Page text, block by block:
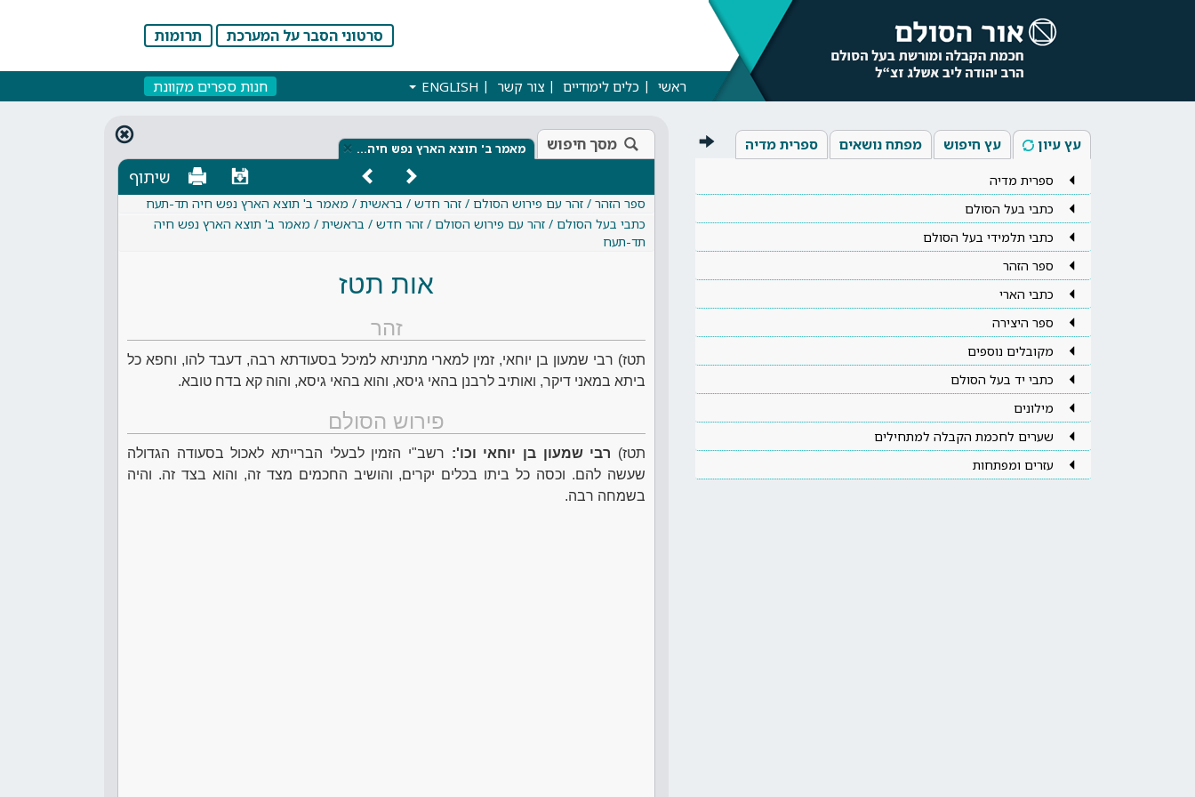
סרטוני הסבר על המערכת תרומות
ראשי כלים לימודיים צור קשר ENGLISH חנות ספרים מקוונת
עץ עיון עץ חיפוש מפתח נושאים ספרית מדיה
ספרית מדיה
כתבי בעל הסולם
כתבי תלמידי בעל הסולם
ספר הזהר
כתבי הארי
ספר היצירה
מקובלים נוספים
כתבי יד בעל הסולם
מילונים
שערים לחכמת הקבלה למתחילים
עזרים ומפתחות
מסך חיפוש מאמר ב' תוצא הארץ נפש חיה… ×
שיתוף
ספר הזהר / זהר עם פירוש הסולם / זהר חדש / בראשית / מאמר ב' תוצא הארץ נפש חיה תד-תעח
כתבי בעל הסולם / זהר עם פירוש הסולם / זהר חדש / בראשית / מאמר ב' תוצא הארץ נפש חיה
תד-תעח
אות תטז
זהר
תטז) רבי שמעון בן יוחאי, זמין למארי מתניתא למיכל בסעודתא רבה, דעבד להו, וחפא כל
ביתא במאני דיקר, ואותיב לרבנן בהאי גיסא, והוא בהאי גיסא, והוה קא בדח טובא.
פירוש הסולם
תטז) רבי שמעון בן יוחאי וכו': רשב"י הזמין לבעלי הברייתא לאכול בסעודה הגדולה
שעשה להם. וכסה כל ביתו בכלים יקרים, והושיב החכמים מצד זה, והוא בצד זה. והיה
בשמחה רבה.